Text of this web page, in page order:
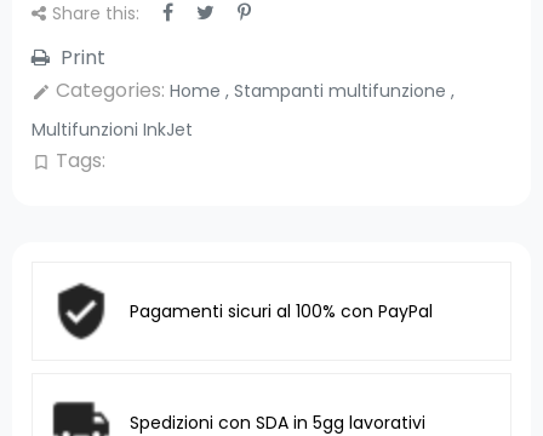
Share this:
Print
edit Categories: Home , Stampanti multifunzione ,
Multifunzioni InkJet
bookmark_border Tags:
Pagamenti sicuri al 100% con PayPal
Spedizioni con SDA in 5gg lavorativi